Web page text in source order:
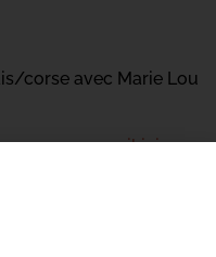
corse avec Marie Lou
17 oupar mail ici.